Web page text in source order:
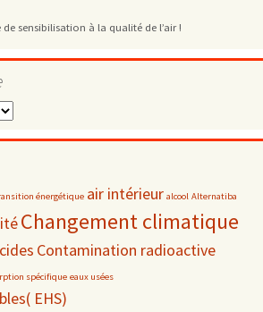
sensibilisation à la qualité de l’air !
énergétique air intérieur alcool Alternatiba
Changement climatique
Contamination radioactive
spécifique eaux usées
EHS)